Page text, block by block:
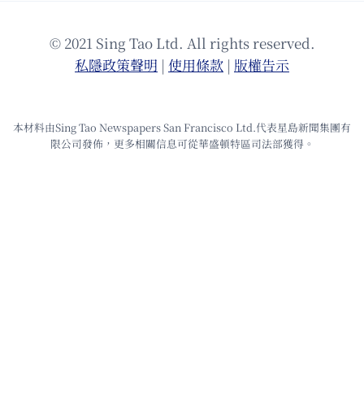
© 2021 Sing Tao Ltd. All rights reserved.
私隱政策聲明 | 使⽤條款 | 版權告⽰
本材料由Sing Tao Newspapers San Francisco Ltd.代表星島新聞集團有
限公司發佈，更多相關信息可從華盛頓特區司法部獲得。